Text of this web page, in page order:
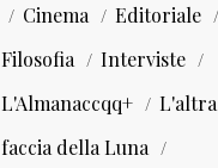
Cinema
Editoriale
Filosofia
Interviste
L'Almanaccqq+
L'altra
faccia della Luna